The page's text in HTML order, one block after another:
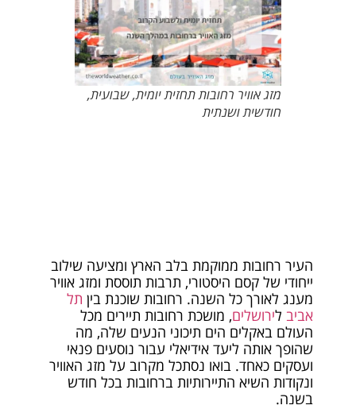
מזג אוויר רחובות תחזית יומית, שבועית,
חודשית ושנתית
העיר רחובות ממוקמת בלב הארץ ומציעה שילוב
ייחודי של קסם היסטורי, תרבות תוססת ומזג אוויר
מענג לאורך כל השנה. רחובות שוכנת בין תל
אביב לירושלים, מושכת רחובות תיירים מכל
העולם באקלים הים תיכוני הנעים שלה, מה
שהופך אותה ליעד אידיאלי עבור נוסעים פנאי
ועסקים כאחד. בואו נסתכל מקרוב על מזג האוויר
ונקודות השיא התיירותיות ברחובות בכל חודש
בשנה.